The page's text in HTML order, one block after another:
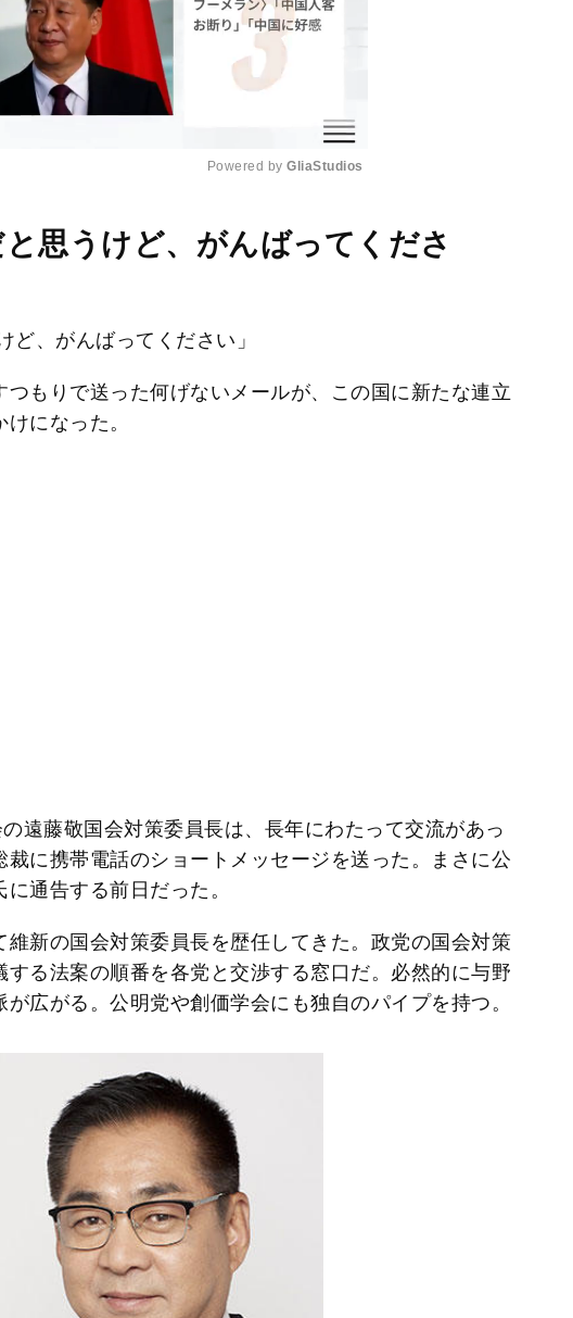
M
u
Powered by GliaStudios
と思うけど、がんばってくださ
ど、がんばってください」
つもりで送った何げないメールが、この国に新たな連立
になった。
遠藤敬国会対策委員長は、長年にわたって交流があっ
裁に携帯電話のショートメッセージを送った。まさに公
通告する前日だった。
維新の国会対策委員長を歴任してきた。政党の国会対策
する法案の順番を各党と交渉する窓口だ。必然的に与野
広がる。公明党や創価学会にも独自のパイプを持つ。